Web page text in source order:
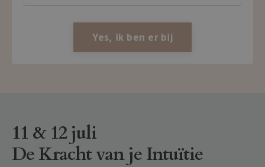
Yes, ik ben er bij
11 & 12 juli
De Kracht van je Intuïtie